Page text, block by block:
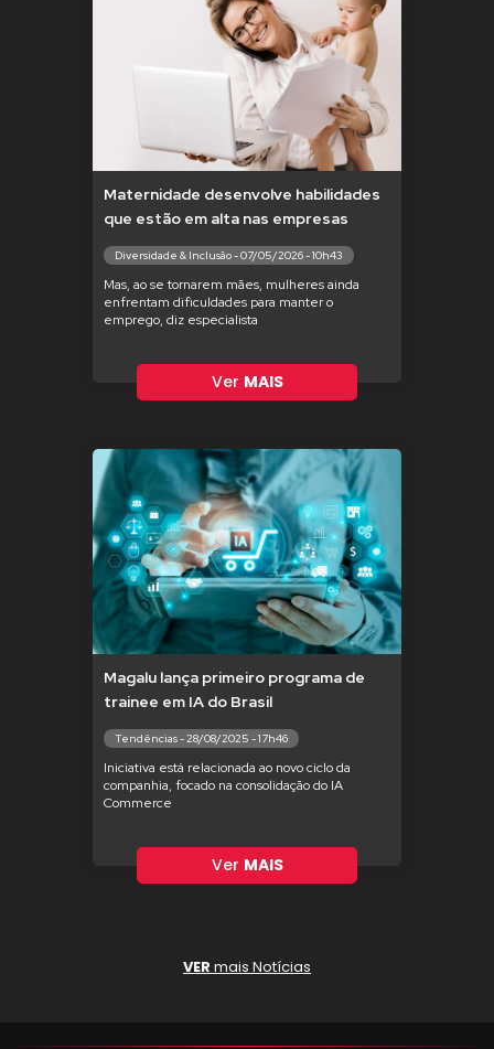
Maternidade desenvolve habilidades
que estão em alta nas empresas
Diversidade & Inclusão - 07/05/2026 - 10h43
Mas, ao se tornarem mães, mulheres ainda
enfrentam dificuldades para manter o
emprego, diz especialista
Ver MAIS
Magalu lança primeiro programa de
trainee em IA do Brasil
Tendências - 28/08/2025 - 17h46
Iniciativa está relacionada ao novo ciclo da
companhia, focado na consolidação do IA
Commerce
Ver MAIS
VER mais Notícias